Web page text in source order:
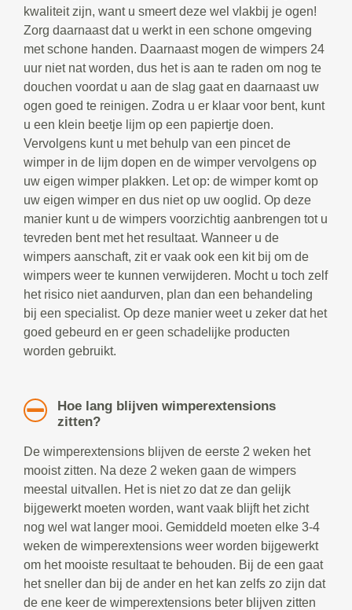
kwaliteit zijn, want u smeert deze wel vlakbij je ogen!
Zorg daarnaast dat u werkt in een schone omgeving
met schone handen. Daarnaast mogen de wimpers 24
uur niet nat worden, dus het is aan te raden om nog te
douchen voordat u aan de slag gaat en daarnaast uw
ogen goed te reinigen. Zodra u er klaar voor bent, kunt
u een klein beetje lijm op een papiertje doen.
Vervolgens kunt u met behulp van een pincet de
wimper in de lijm dopen en de wimper vervolgens op
uw eigen wimper plakken. Let op: de wimper komt op
uw eigen wimper en dus niet op uw ooglid. Op deze
manier kunt u de wimpers voorzichtig aanbrengen tot u
tevreden bent met het resultaat. Wanneer u de
wimpers aanschaft, zit er vaak ook een kit bij om de
wimpers weer te kunnen verwijderen. Mocht u toch zelf
het risico niet aandurven, plan dan een behandeling
bij een specialist. Op deze manier weet u zeker dat het
goed gebeurd en er geen schadelijke producten
worden gebruikt.
Hoe lang blijven wimperextensions
zitten?
De wimperextensions blijven de eerste 2 weken het
mooist zitten. Na deze 2 weken gaan de wimpers
meestal uitvallen. Het is niet zo dat ze dan gelijk
bijgewerkt moeten worden, want vaak blijft het zicht
nog wel wat langer mooi. Gemiddeld moeten elke 3-4
weken de wimperextensions weer worden bijgewerkt
om het mooiste resultaat te behouden. Bij de een gaat
het sneller dan bij de ander en het kan zelfs zo zijn dat
de ene keer de wimperextensions beter blijven zitten